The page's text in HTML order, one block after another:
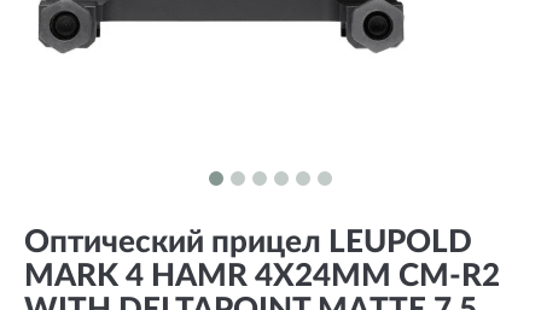
Оптический прицел LEUPOLD
MARK 4 HAMR 4X24MM CM-R2